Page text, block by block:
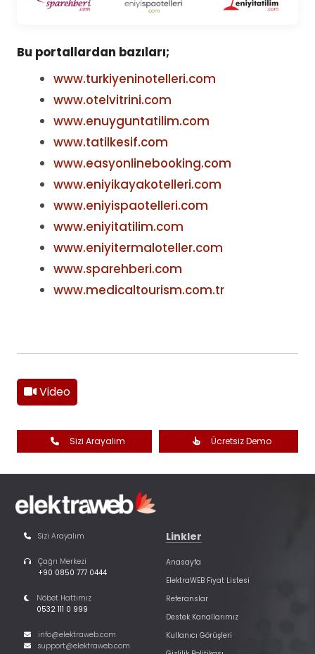
Bu portallardan bazıları;
www.turkiyeninotelleri.com
www.otelvitrini.com
www.enuyguntatilim.com
www.tatilkesif.com
www.easyonlinebooking.com
www.eniyikayakotelleri.com
www.eniyispaotelleri.com
www.eniyitatilim.com
www.eniyitermaloteller.com
www.sparehberi.com
www.medicaltourism.com.tr
Video
Sizi Arayalım Ücretsiz Demo
Sizi Arayalım
Çağrı Merkezi
+90 0850 777 0444
Nöbet Hattımız
0532 111 0 999
info@elektraweb.com
support@elektraweb.com
Linkler
Anasayfa
ElektraWEB Fiyat Listesi
Referanslar
Destek Kanallarımız
Kullanıcı Görüşleri